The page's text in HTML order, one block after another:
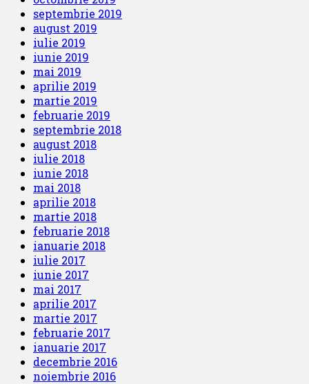
septembrie 2019
august 2019
iulie 2019
iunie 2019
mai 2019
aprilie 2019
martie 2019
februarie 2019
septembrie 2018
august 2018
iulie 2018
iunie 2018
mai 2018
aprilie 2018
martie 2018
februarie 2018
ianuarie 2018
iulie 2017
iunie 2017
mai 2017
aprilie 2017
martie 2017
februarie 2017
ianuarie 2017
decembrie 2016
noiembrie 2016